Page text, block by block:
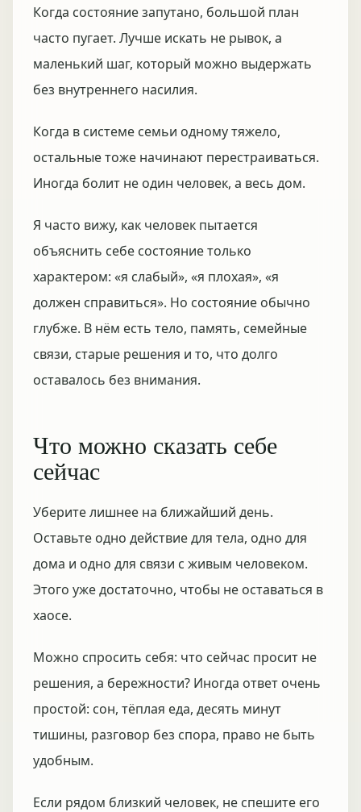
Когда состояние запутано, большой план
часто пугает. Лучше искать не рывок, а
маленький шаг, который можно выдержать
без внутреннего насилия.
Когда в системе семьи одному тяжело,
остальные тоже начинают перестраиваться.
Иногда болит не один человек, а весь дом.
Я часто вижу, как человек пытается
объяснить себе состояние только
характером: «я слабый», «я плохая», «я
должен справиться». Но состояние обычно
глубже. В нём есть тело, память, семейные
связи, старые решения и то, что долго
оставалось без внимания.
Что можно сказать себе
сейчас
Уберите лишнее на ближайший день.
Оставьте одно действие для тела, одно для
дома и одно для связи с живым человеком.
Этого уже достаточно, чтобы не оставаться в
хаосе.
Можно спросить себя: что сейчас просит не
решения, а бережности? Иногда ответ очень
простой: сон, тёплая еда, десять минут
тишины, разговор без спора, право не быть
удобным.
Если рядом близкий человек, не спешите его